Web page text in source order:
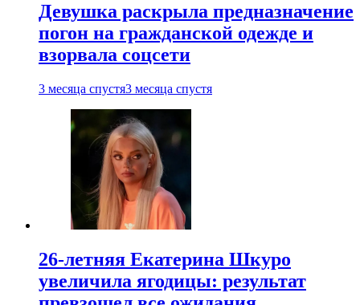
Девушка раскрыла предназначение
погон на гражданской одежде и
взорвала соцсети
3 месяца спустя3 месяца спустя
26-летняя Екатерина Шкуро
увеличила ягодицы: результат